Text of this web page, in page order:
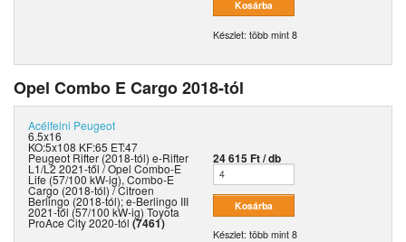
Készlet: több mint 8
Opel Combo E Cargo 2018-tól
Acélfelni Peugeot
6.5x16
KO:5x108 KF:65 ET:47
Peugeot Rifter (2018-tól) e-Rifter
L1/L2 2021-től / Opel Combo-E
Life (57/100 kW-ig), Combo-E
Cargo (2018-tól) / Citroen
Berlingo (2018-tól); e-Berlingo III
2021-től (57/100 kW-ig) Toyota
ProAce City 2020-tól (7461)
24 615 Ft / db
Készlet: több mint 8